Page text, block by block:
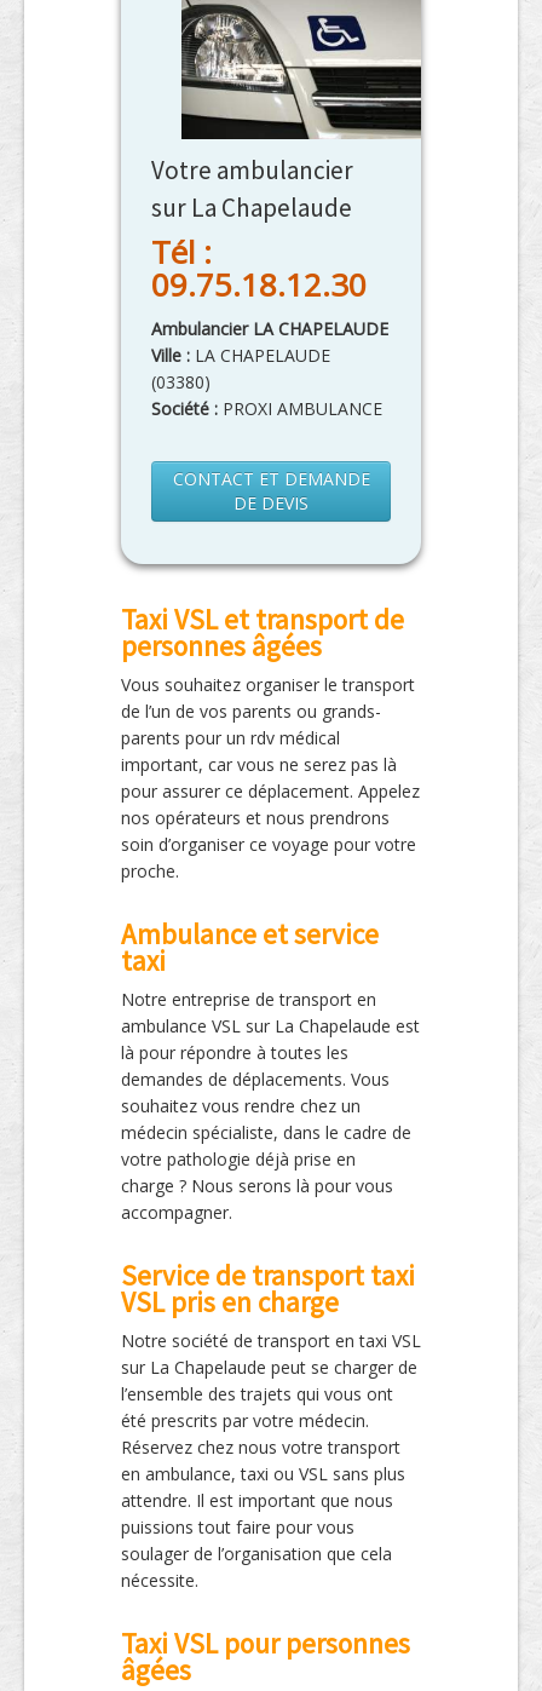
Votre ambulancier
sur La Chapelaude
Tél :
09.75.18.12.30
Ambulancier LA CHAPELAUDE
Ville : LA CHAPELAUDE
(03380)
Société : PROXI AMBULANCE
CONTACT ET DEMANDE
DE DEVIS
Taxi VSL et transport de
personnes âgées
Vous souhaitez organiser le transport
de l’un de vos parents ou grands-
parents pour un rdv médical
important, car vous ne serez pas là
pour assurer ce déplacement. Appelez
nos opérateurs et nous prendrons
soin d’organiser ce voyage pour votre
proche.
Ambulance et service
taxi
Notre entreprise de transport en
ambulance VSL sur La Chapelaude est
là pour répondre à toutes les
demandes de déplacements. Vous
souhaitez vous rendre chez un
médecin spécialiste, dans le cadre de
votre pathologie déjà prise en
charge ? Nous serons là pour vous
accompagner.
Service de transport taxi
VSL pris en charge
Notre société de transport en taxi VSL
sur La Chapelaude peut se charger de
l’ensemble des trajets qui vous ont
été prescrits par votre médecin.
Réservez chez nous votre transport
en ambulance, taxi ou VSL sans plus
attendre. Il est important que nous
puissions tout faire pour vous
soulager de l’organisation que cela
nécessite.
Taxi VSL pour personnes
âgées